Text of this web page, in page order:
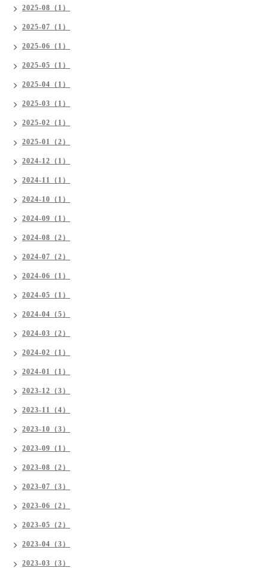
2025-08（1）
2025-07（1）
2025-06（1）
2025-05（1）
2025-04（1）
2025-03（1）
2025-02（1）
2025-01（2）
2024-12（1）
2024-11（1）
2024-10（1）
2024-09（1）
2024-08（2）
2024-07（2）
2024-06（1）
2024-05（1）
2024-04（5）
2024-03（2）
2024-02（1）
2024-01（1）
2023-12（3）
2023-11（4）
2023-10（3）
2023-09（1）
2023-08（2）
2023-07（3）
2023-06（2）
2023-05（2）
2023-04（3）
2023-03（3）